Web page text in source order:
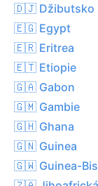
🇩🇯 Džibutsko
🇪🇬 Egypt
🇪🇷 Eritrea
🇪🇹 Etiopie
🇬🇦 Gabon
🇬🇲 Gambie
🇬🇭 Ghana
🇬🇳 Guinea
🇬🇼 Guinea-